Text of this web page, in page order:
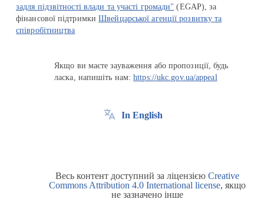
задля підзвітності влади та участі громади" (EGAP), за
фінансової підтримкиШвейцарської агенції розвитку та
співробітництва
Якщо ви маєте зауваження або пропозиції, будь
ласка, напишіть нам:https://ukc.gov.ua/appeal
In English
Весь контент доступний за ліцензією Creative
Commons Attribution 4.0 International license, якщо
не зазначено інше